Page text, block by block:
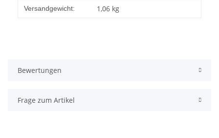
Versandgewicht: 1,06 kg
Bewertungen
Frage zum Artikel